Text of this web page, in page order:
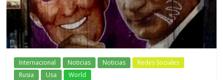
Internacional Noticias Noticias
Redes Sociales
Rusia
Usa World